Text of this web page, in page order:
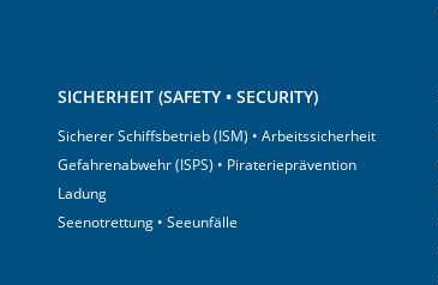
SICHERHEIT (SAFETY • SECURITY)
Sicherer Schiffsbetrieb (ISM) • Arbeitssicherheit
Gefahrenabwehr (ISPS) • Piraterieprävention
Ladung
Seenotrettung • Seeunfälle